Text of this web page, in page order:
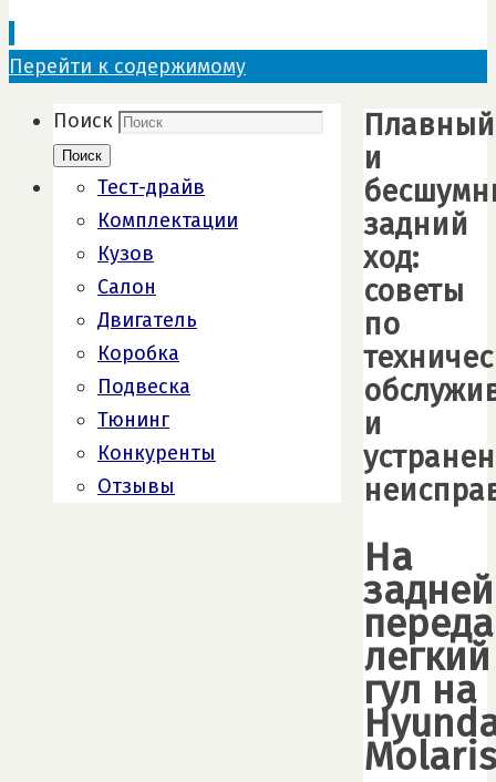
Перейти к содержимому
Плавный
и
задний
ход:
советы
по
и
На
задней
легкий
гул на
Molaris
Поиск
Поиск
Тест-драйв
Комплектации
Кузов
Салон
Двигатель
Коробка
Подвеска
Тюнинг
Конкуренты
Отзывы